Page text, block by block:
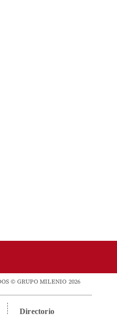
© GRUPO MILENIO 2026
Directorio